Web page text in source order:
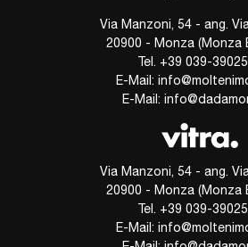
Via Manzoni, 54 - ang.
20900 - Monza (Monza
Tel. +39 039-
E-Mail:
E-Mail:
Via Manzoni, 54 - ang.
20900 - Monza (Monza
Tel. +39 039-
E-Mail: